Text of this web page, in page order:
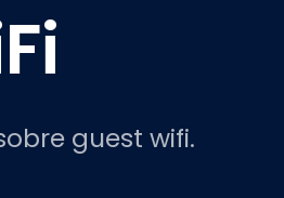
guest wifi.